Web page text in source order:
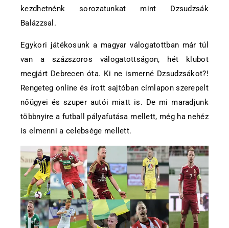
kezdhetnénk sorozatunkat mint Dzsudzsák
Balázzsal.
Egykori játékosunk a magyar válogatottban már túl
van a százszoros válogatottságon, hét klubot
megjárt Debrecen óta. Ki ne ismerné Dzsudzsákot?!
Rengeteg online és írott sajtóban címlapon szerepelt
nőügyei és szuper autói miatt is. De mi maradjunk
többnyire a futball pályafutása mellett, még ha nehéz
is elmenni a celebsége mellett.